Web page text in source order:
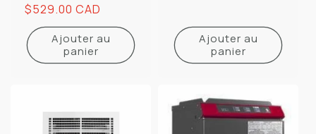
Prix
habituel
$529.00 CAD
Ajouter au
panier
Ajouter au
panier